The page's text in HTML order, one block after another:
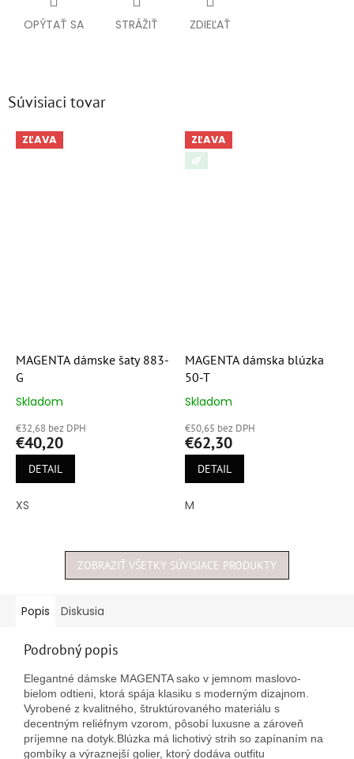
OPÝTAŤ SA STRÁŽIŤ ZDIEĽAŤ
Súvisiaci tovar
ZĽAVA
MAGENTA dámske šaty 883-
G
Priemerné
produktu
je
5,0
hviezdičiek.
Skladom
€32,68 bez DPH
€40,20
DETAIL
XS
ZĽAVA
🌿
MAGENTA dámska blúzka
50-T
Priemerné
produktu
je
5,0
hviezdičiek.
Skladom
€50,65 bez DPH
€62,30
DETAIL
M
ZOBRAZIŤ VŠETKY SÚVISIACE PRODUKTY
Popis Diskusia
Podrobný popis
Elegantné dámske MAGENTA sako v jemnom maslovo-
bielom odtieni, ktorá spája klasiku s moderným dizajnom.
Vyrobené z kvalitného, štruktúrovaného materiálu s
decentným reliéfnym vzorom, pôsobí luxusne a zároveň
príjemne na dotyk. Blúzka má lichotivý strih so zapínaním na
gombíky a výraznejší golier, ktorý dodáva outfitu